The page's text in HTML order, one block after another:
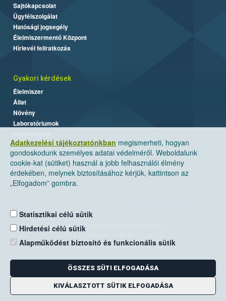
Adatkezelési tájékoztatónkban megismerheti, hogyan
gondoskodunk személyes adatai védelméről. Weboldalunk
cookie-kat (sütiket) használ a jobb felhasználói élmény
érdekében, melynek biztosításához kérjük, kattintson az
„Elfogadom” gombra.
Statisztikai célú sütik
Hirdetési célú sütik
Alapműködést biztosító és funkcionális sütik
ÖSSZES SÜTI ELFOGADÁSA
KIVÁLASZTOTT SÜTIK ELFOGADÁSA
Sajtókapcsolat
Ügyfélszolgálat
Hatósági jogsegély
Élelmiszermentő Központ
Hírlevél feliratkozás
Gyakori kérdések
Élelmiszer
Állat
Növény
Laboratóriumok
Nemzeti Élelmiszerlánc-biztonsági Hivatal
Levelezési cím: 1525 Budapest. Pf. 30.
E-mail:ugyfelszolgalat@nebih.gov.hu
Zöld szám: 06-80/263-244
Telefon: 06-1/ 336-9000